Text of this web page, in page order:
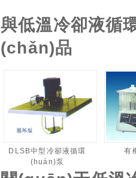
與低溫冷卻液循
(chǎn)品
DLSB中型冷卻液循環
(huán)泵
有